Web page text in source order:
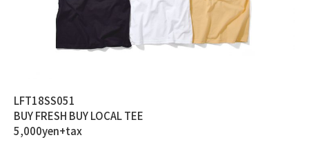
LFT18SS051
BUY FRESH BUY LOCAL TEE
5,000yen+tax